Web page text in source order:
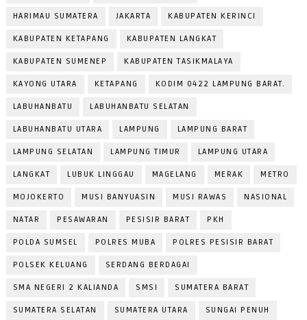
HARIMAU SUMATERA JAKARTA KABUPATEN KERINCI
KABUPATEN KETAPANG KABUPATEN LANGKAT
KABUPATEN SUMENEP KABUPATEN TASIKMALAYA
KAYONG UTARA KETAPANG KODIM 0422 LAMPUNG BARAT.
LABUHANBATU LABUHANBATU SELATAN
LABUHANBATU UTARA LAMPUNG LAMPUNG BARAT
LAMPUNG SELATAN LAMPUNG TIMUR LAMPUNG UTARA
LANGKAT LUBUK LINGGAU MAGELANG MERAK METRO
MOJOKERTO MUSI BANYUASIN MUSI RAWAS NASIONAL
NATAR PESAWARAN PESISIR BARAT PKH
POLDA SUMSEL POLRES MUBA POLRES PESISIR BARAT
POLSEK KELUANG SERDANG BERDAGAI
SMA NEGERI 2 KALIANDA SMSI SUMATERA BARAT
SUMATERA SELATAN SUMATERA UTARA SUNGAI PENUH